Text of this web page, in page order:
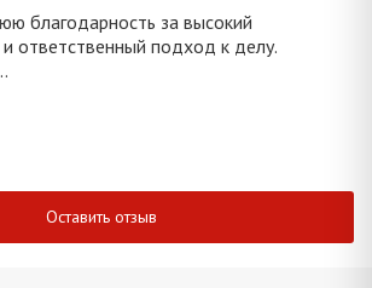
благодарность за высокий
ответственный подход к делу.
Оставить отзыв